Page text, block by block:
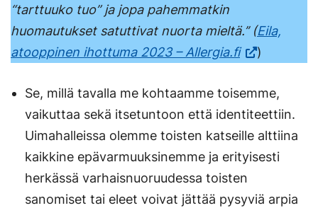
“tarttuuko tuo” ja jopa pahemmatkin
huomautukset satuttivat nuorta mieltä.’’ (Eila,
atooppinen ihottuma 2023 – Allergia.fi
)
Se, millä tavalla me kohtaamme toisemme,
vaikuttaa sekä itsetuntoon että identiteettiin.
Uimahalleissa olemme toisten katseille alttiina
kaikkine epävarmuuksinemme ja erityisesti
herkässä varhaisnuoruudessa toisten
sanomiset tai eleet voivat jättää pysyviä arpia